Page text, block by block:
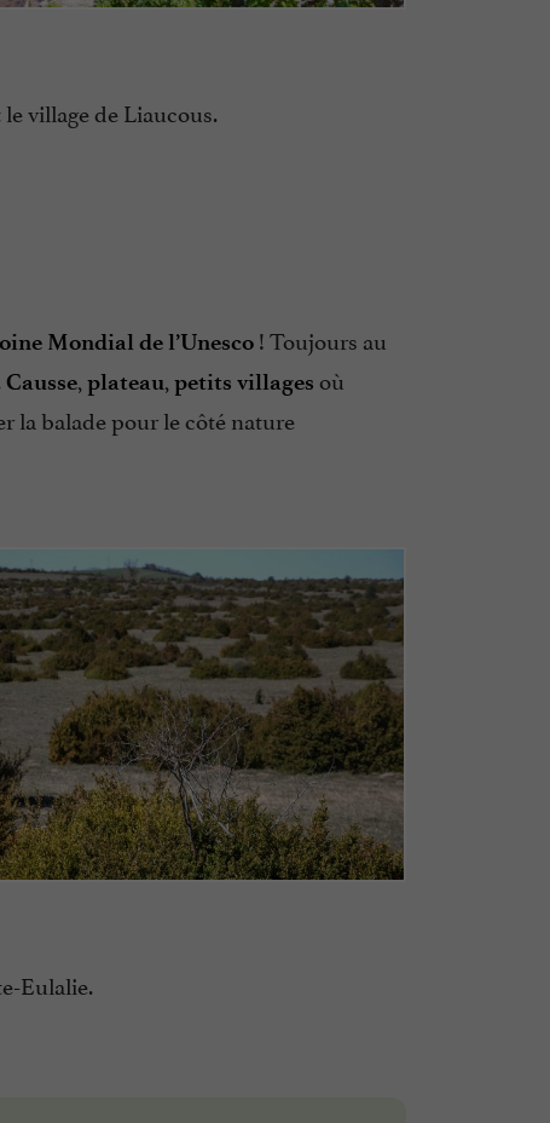
village de Liaucous.
Mondial de l’Unesco ! Toujours au
Causse, plateau, petits villages où
la balade pour le côté nature
Eulalie.